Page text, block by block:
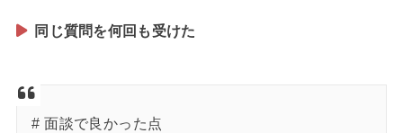
同じ質問を何回も受けた
# 面談で良かった点